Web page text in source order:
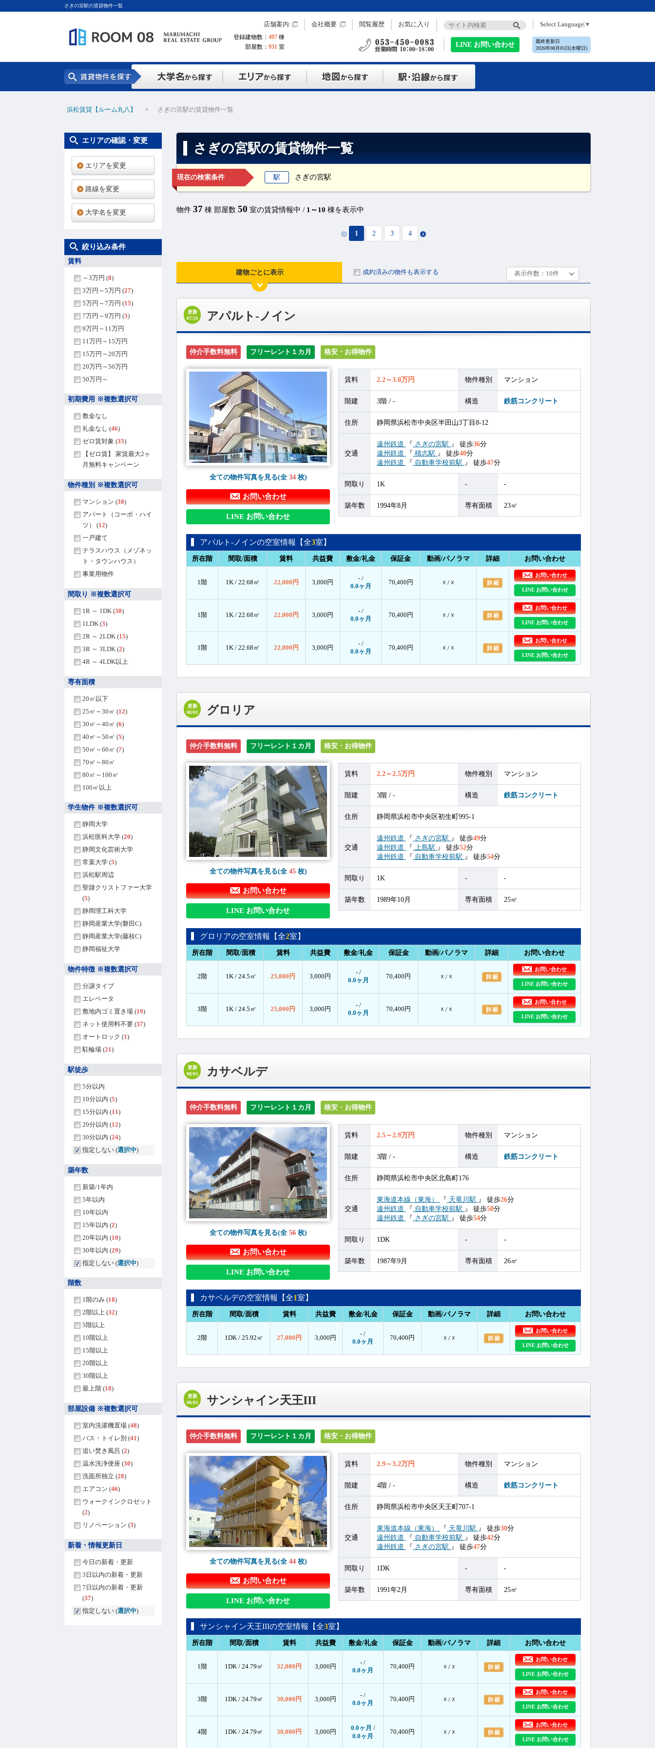
さぎの宮駅の賃貸物件一覧
登録建物数： 497 棟
部屋数： 931 室
店舗案内 会社概要 閲覧履歴 お気に入り Select Language ▼
LINE お問い合わせ
最終更新日
2026年08月05日(水曜日)
浜松賃貸【ルーム丸八】 » さぎの宮駅の賃貸物件一覧
さぎの宮駅の賃貸物件一覧
現在の検索条件 駅 さぎの宮駅
物件 37 棟 部屋数 50 室の賃貸情報中 / 1～10 棟を表示中
1 2 3 4
建物ごとに表示 成約済みの物件も表示する
更新
07/29
アパルト-ノイン
仲介手数料無料 フリーレント１カ月 格安・お得物件
全ての物件写真を見る(全 34枚)
お問い合わせ
LINE お問い合わせ
賃料 2.2～3.0万円 物件種別 マンション
階建 3階 / - 構造 鉄筋コンクリート
住所 静岡県浜松市中央区半田山3丁目8-12
交通
遠州鉄道 『 さぎの宮駅 』 徒歩36分
遠州鉄道
『 積志駅 』 徒歩40分
遠州鉄道
『 自動車学校前駅 』 徒歩47分
間取り 1K - -
築年数 1994年8月 専有面積 23㎡
アパルト-ノインの空室情報【全3室】
所在階 間取/面積 賃料 共益費 敷金/礼金 保証金 動画/パノラマ 詳細 お問い合わせ
1階 1K / 22.68㎡ 22,000円 3,000円
- /
0.0ヶ月
70,400円 ☓ / ☓
お問い合わせ
LINE お問い合わせ
1階 1K / 22.68㎡ 22,000円 3,000円
- /
0.0ヶ月
70,400円 ☓ / ☓
お問い合わせ
LINE お問い合わせ
1階 1K / 22.68㎡ 22,000円 3,000円
- /
0.0ヶ月
70,400円 ☓ / ☓
お問い合わせ
LINE お問い合わせ
更新
08/03
グロリア
仲介手数料無料 フリーレント１カ月 格安・お得物件
全ての物件写真を見る(全 45枚)
お問い合わせ
LINE お問い合わせ
賃料 2.2～2.5万円 物件種別 マンション
階建 3階 / - 構造 鉄筋コンクリート
住所 静岡県浜松市中央区初生町995-1
交通
遠州鉄道 『 さぎの宮駅 』 徒歩49分
遠州鉄道
『 上島駅 』 徒歩52分
遠州鉄道
『 自動車学校前駅 』 徒歩54分
間取り 1K - -
築年数 1989年10月 専有面積 25㎡
グロリアの空室情報【全2室】
所在階 間取/面積 賃料 共益費 敷金/礼金 保証金 動画/パノラマ 詳細 お問い合わせ
2階 1K / 24.5㎡ 25,000円 3,000円
- /
0.0ヶ月
70,400円 ☓ / ☓
お問い合わせ
LINE お問い合わせ
3階 1K / 24.5㎡ 25,000円 3,000円
- /
0.0ヶ月
70,400円 ☓ / ☓
お問い合わせ
LINE お問い合わせ
更新
08/03
カサベルデ
仲介手数料無料 フリーレント１カ月 格安・お得物件
全ての物件写真を見る(全 56枚)
お問い合わせ
LINE お問い合わせ
賃料 2.5～2.9万円 物件種別 マンション
階建 3階 / - 構造 鉄筋コンクリート
住所 静岡県浜松市中央区北島町176
交通
東海道本線（東海） 『 天竜川駅 』 徒歩26分
遠州鉄道
『 自動車学校前駅 』 徒歩50分
遠州鉄道
『 さぎの宮駅 』 徒歩54分
間取り 1DK - -
築年数 1987年9月 専有面積 26㎡
カサベルデの空室情報【全1室】
所在階 間取/面積 賃料 共益費 敷金/礼金 保証金 動画/パノラマ 詳細 お問い合わせ
2階 1DK / 25.92㎡ 27,000円 3,000円
- /
0.0ヶ月
70,400円 ☓ / ☓
お問い合わせ
LINE お問い合わせ
更新
08/03
サンシャイン天王III
仲介手数料無料 フリーレント１カ月 格安・お得物件
全ての物件写真を見る(全 44枚)
お問い合わせ
LINE お問い合わせ
賃料 2.9～3.2万円 物件種別 マンション
階建 4階 / - 構造 鉄筋コンクリート
住所 静岡県浜松市中央区天王町707-1
交通
東海道本線（東海） 『 天竜川駅 』 徒歩30分
遠州鉄道
『 自動車学校前駅 』 徒歩42分
遠州鉄道
『 さぎの宮駅 』 徒歩47分
間取り 1DK - -
築年数 1991年2月 専有面積 25㎡
サンシャイン天王IIIの空室情報【全3室】
所在階 間取/面積 賃料 共益費 敷金/礼金 保証金 動画/パノラマ 詳細 お問い合わせ
1階 1DK / 24.79㎡ 32,000円 3,000円
- /
0.0ヶ月
70,400円 ☓ / ☓
お問い合わせ
LINE お問い合わせ
3階 1DK / 24.79㎡ 30,000円 3,000円
- /
0.0ヶ月
70,400円 ☓ / ☓
お問い合わせ
LINE お問い合わせ
4階 1DK / 24.79㎡ 30,000円 3,000円
0.0ヶ月 /
0.0ヶ月
70,400円 ☓ / ☓
お問い合わせ
LINE お問い合わせ
エリアの確認・変更
エリアを変更
路線を変更
大学名を変更
絞り込み条件
賃料
～3万円 (8)
3万円～5万円 (27)
5万円～7万円 (15)
7万円～9万円 (3)
9万円～11万円
11万円～15万円
15万円～20万円
20万円～50万円
50万円～
初期費用 ※複数選択可
敷金なし
礼金なし (46)
ゼロ賃対象 (35)
【ゼロ賃】 家賃最大2ヶ
月無料キャンペーン
物件種別 ※複数選択可
マンション (38)
アパート（コーポ・ハイ
ツ） (12)
一戸建て
テラスハウス（メゾネッ
ト・タウンハウス）
事業用物件
間取り ※複数選択可
1R ～ 1DK (30)
1LDK (3)
2R ～ 2LDK (15)
3R ～ 3LDK (2)
4R ～ 4LDK以上
専有面積
20㎡以下
25㎡～30㎡ (12)
30㎡～40㎡ (6)
40㎡～50㎡ (5)
50㎡～60㎡ (7)
70㎡～80㎡
80㎡～100㎡
100㎡以上
学生物件 ※複数選択可
静岡大学
浜松医科大学 (20)
静岡文化芸術大学
常葉大学 (5)
浜松駅周辺
聖隷クリストファー大学
(5)
静岡理工科大学
静岡産業大学(磐田C)
静岡産業大学(藤枝C)
静岡福祉大学
物件特徴 ※複数選択可
分譲タイプ
エレベータ
敷地内ゴミ置き場 (19)
ネット使用料不要 (37)
オートロック (1)
駐輪場 (21)
駅徒歩
5分以内
10分以内 (5)
15分以内 (11)
20分以内 (12)
30分以内 (24)
指定しない (選択中)
築年数
新築/1年内
5年以内
10年以内
15年以内 (2)
20年以内 (10)
30年以内 (29)
指定しない (選択中)
階数
1階のみ (18)
2階以上 (32)
5階以上
10階以上
15階以上
20階以上
30階以上
最上階 (18)
部屋設備 ※複数選択可
室内洗濯機置場 (48)
バス・トイレ別 (41)
追い焚き風呂 (2)
温水洗浄便座 (30)
洗面所独立 (28)
エアコン (46)
ウォークインクロゼット
(2)
リノベーション (3)
新着・情報更新日
今日の新着・更新
3日以内の新着・更新
7日以内の新着・更新
(37)
指定しない (選択中)